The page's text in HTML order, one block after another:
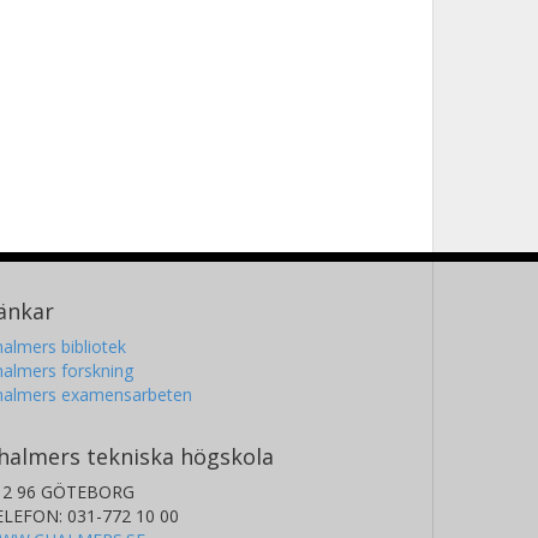
bibliotek
forskning
examensarbeten
tekniska högskola
96 GÖTEBORG
031-772 10 00